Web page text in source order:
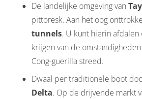
De landelijke omgeving van
pittoresk. Aan het oog
tunnels. U kunt hierin
krijgen van de
Cong-guerilla streed.
Dwaal per traditionele boot
Delta. Op de drijvende markt